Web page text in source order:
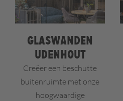
Glaswanden
Udenhout
Creëer een beschutte
buitenruimte met onze
hoogwaardige